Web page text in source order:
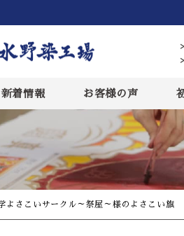
新着情報 お客様の声
よさこいサークル～祭屋～様のよさこい旗